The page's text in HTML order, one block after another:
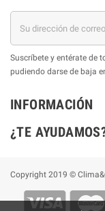
Suscríbete y entérate de
pudiendo darse de baja
INFORMACIÓN
¿TE
Copyright 2019 ©